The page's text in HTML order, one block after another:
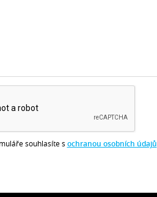
souhlasíte s ochranou osobních údajů